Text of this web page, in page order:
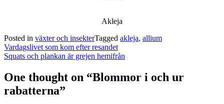
Akleja
Posted in växter och insekterTagged akleja, allium
Post
navigation
Vardagslivet som kom efter resandet
Squats och plankan är grejen hemifrån
One thought on “Blommor i och ur
rabatterna”